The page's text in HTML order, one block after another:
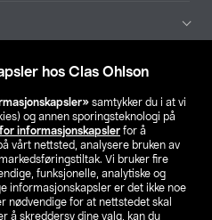
hos Clas Ohlson
samtykker du i at vi
og annen sporingsteknologi på
informasjonskapsler for å
vårt nettsted, analysere bruken av
Vi bruker fire
funksjonelle, analytiske og
informasjonskapsler er det ikke noe
nødvendige for at nettstedet skal
å skreddersy dine valg, kan du
din butikk
NO FI